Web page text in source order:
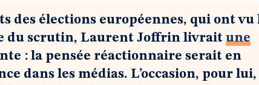
des élections européennes, qui ont vu
du scrutin, Laurent Joffrin livrait une
: la pensée réactionnaire serait en
dans les médias. L’occasion, pour lui,